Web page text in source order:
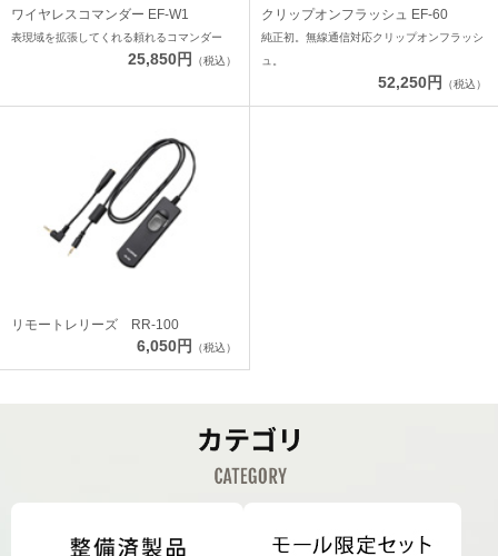
ワイヤレスコマンダー EF-W1
表現域を拡張してくれる頼れるコマンダー
25,850円 （税込）
クリップオンフラッシュ EF-60
純正初。無線通信対応クリップオンフラッシ
ュ。
52,250円 （税込）
リモートレリーズ RR-100
6,050円 （税込）